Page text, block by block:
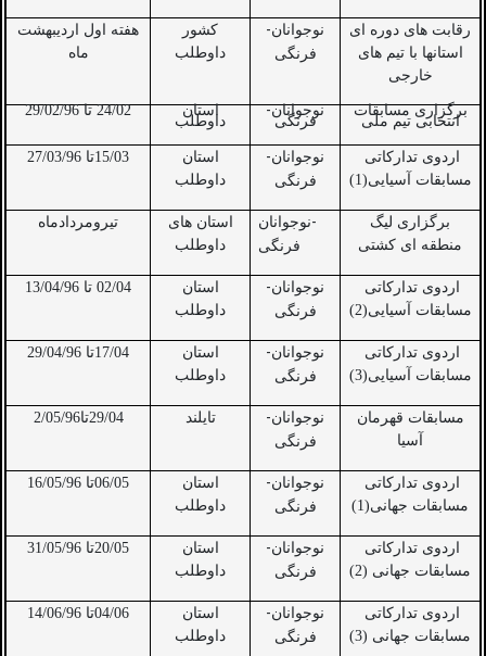
رقابت های دوره ای
استانها با تیم های
خارجی
نوجوانان-
فرنگی
کشور
داوطلب
هفته اول اردیبهشت
ماه
برگزاری مسابقات
انتخابی تیم ملی
نوجوانان-فرنگی
استان
داوطلب
24/02 تا 29/02/96
اردوی تدارکاتی
مسابقات آسیایی(1)
نوجوانان-
فرنگی
استان
داوطلب
15/03تا 27/03/96
برگزاری لیگ
منطقه ای کشتی
نوجوانان-
فرنگی
استان های
داوطلب
تیرومردادماه
اردوی تدارکاتی
مسابقات آسیایی(2)
نوجوانان-
فرنگی
استان
داوطلب
02/04 تا 13/04/96
اردوی تدارکاتی
مسابقات آسیایی(3)
نوجوانان-
فرنگی
استان
داوطلب
17/04تا 29/04/96
مسابقات قهرمان
آسیا
نوجوانان-
فرنگی
تایلند 29/04تا2/05/96
اردوی تدارکاتی
مسابقات جهانی(1)
نوجوانان-
فرنگی
استان
داوطلب
06/05تا 16/05/96
اردوی تدارکاتی
مسابقات جهانی (2)
نوجوانان-
فرنگی
استان
داوطلب
20/05تا 31/05/96
اردوی تدارکاتی
مسابقات جهانی (3)
نوجوانان-
فرنگی
استان
داوطلب
04/06تا 14/06/96